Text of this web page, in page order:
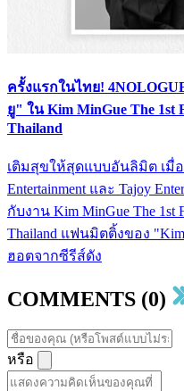
ครั้งแรกในไทย!
ยู" ใน Kim MinGue The 1st
Thailand
เติมสุขให้สุดแบบอันลิมิต เมื่อ
Entertainment และ Tajoy
กับงาน Kim MinGue The 1st
Thailand แฟนมิตติ้งของ
ฮอตจากซีรีส์ดัง
COMMENTS (0)
หรือ